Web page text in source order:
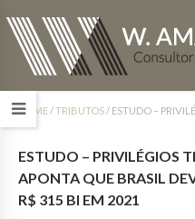
HOME/TRIBUTOS/ ESTUDO –
ESTUDO – PRIVILÉGIOS
APONTA QUE BRASIL
R$ 315 BI EM 2021